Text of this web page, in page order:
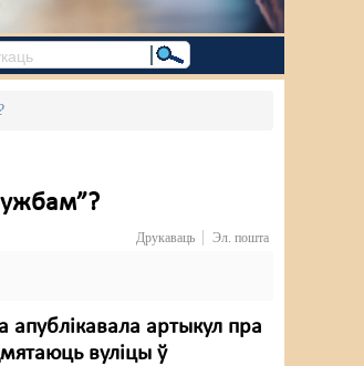
Друкаваць Эл. пошта
апублікавала артыкул пра
вуліцы ў